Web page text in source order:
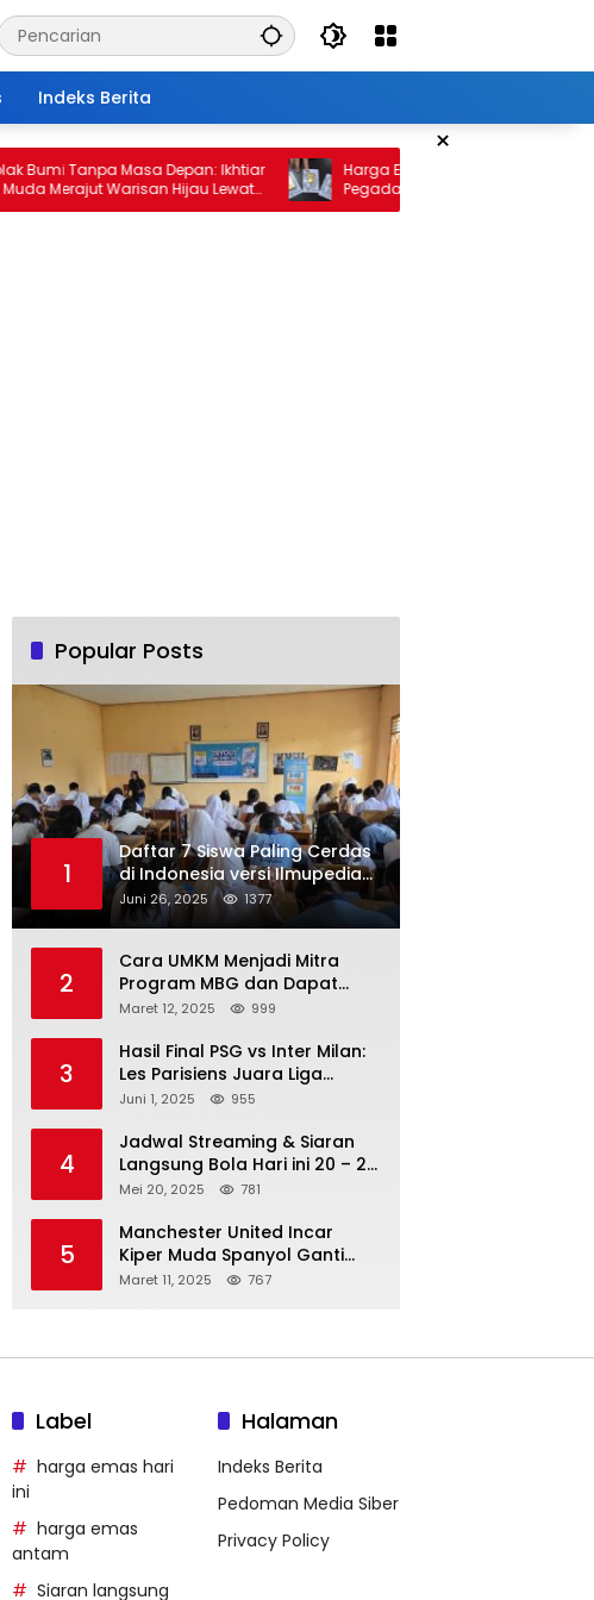
Indeks Berita
×
Tanpa Masa Depan: Ikhtiar
Merajut Warisan Hijau Lewat
Harga Emas 10 Februari 2026: Antam
Pegadaian Kembali Melonjak
Popular Posts
1
Daftar 7 Siswa Paling Cerdas
di Indonesia versi Ilmupedia
Tryout UTBK 2025
Juni 26, 2025 1377
2
Cara UMKM Menjadi Mitra
Program MBG dan Dapat
Modal Hingga Rp500 Juta
Maret 12, 2025 999
3
Hasil Final PSG vs Inter Milan:
Les Parisiens Juara Liga
Champions 2025 usai Bantai il
Juni 1, 2025 955
4
Jadwal Streaming & Siaran
Langsung Bola Hari ini 20 – 21
Mei 2025: Manchester City vs
Mei 20, 2025 781
5
Manchester United Incar
Kiper Muda Spanyol Ganti
Andre Onana
Maret 11, 2025 767
Label
harga emas hari
ini
harga emas
antam
Siaran langsung
Halaman
Indeks Berita
Pedoman Media Siber
Privacy Policy